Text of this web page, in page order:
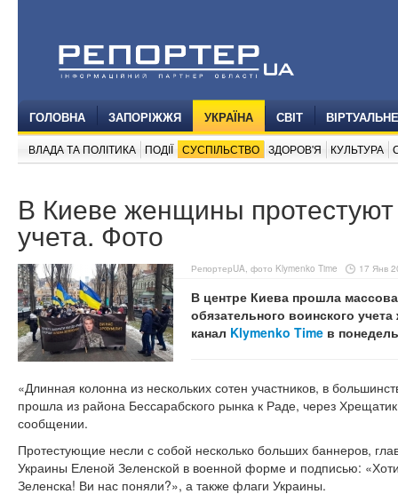
ГОЛОВНА ЗАПОРІЖЖЯ УКРАЇНА СВІТ
ВЛАДА ТА ПОЛІТИКА ПОДІЇ СУСПІЛЬСТВО ЗДОРОВ'Я КУЛЬТУРА
В Киеве женщины протестуют
учета. Фото
РепортерUA, фото Klymenko Time 17 Янв
В центре Киева прошла
обязательного воинского
канал Klymenko Time в
«Длинная колонна из нескольких сотен участников, в
прошла из района Бессарабского рынка к Раде, через
сообщении.
Протестующие несли с собой несколько больших баннеров,
Украины Еленой Зеленской в военной форме и подписью:
Зеленска! Ви нас поняли?», а также флаги Украины.